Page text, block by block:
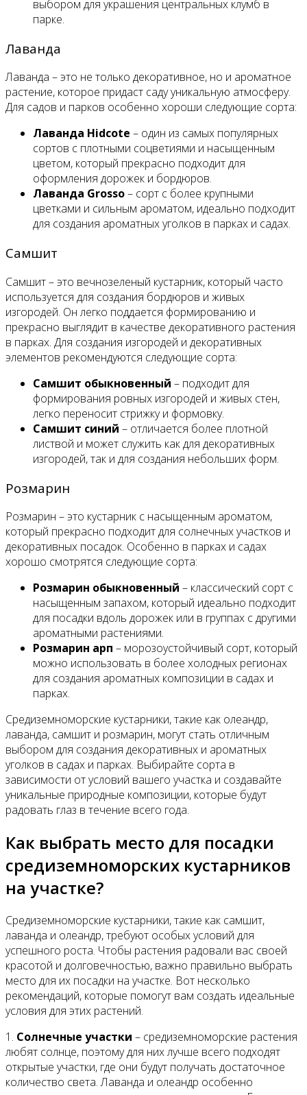
выбором для украшения центральных клумб в
парке.
Лаванда
Лаванда – это не только декоративное, но и ароматное
растение, которое придаст саду уникальную атмосферу.
Для садов и парков особенно хороши следующие сорта:
Лаванда Hidcote – один из самых популярных
сортов с плотными соцветиями и насыщенным
цветом, который прекрасно подходит для
оформления дорожек и бордюров.
Лаванда Grosso– сорт с более крупными
цветками и сильным ароматом, идеально подходит
для создания ароматных уголков в парках и садах.
Самшит
Самшит – это вечнозеленый кустарник, который часто
используется для создания бордюров и живых
изгородей. Он легко поддается формированию и
прекрасно выглядит в качестве декоративного растения
в парках. Для создания изгородей и декоративных
элементов рекомендуются следующие сорта:
Самшит обыкновенный – подходит для
формирования ровных изгородей и живых стен,
легко переносит стрижку и формовку.
Самшит синий – отличается более плотной
листвой и может служить как для декоративных
изгородей, так и для создания небольших форм.
Розмарин
Розмарин – это кустарник с насыщенным ароматом,
который прекрасно подходит для солнечных участков и
декоративных посадок. Особенно в парках и садах
хорошо смотрятся следующие сорта:
Розмарин обыкновенный – классический сорт с
насыщенным запахом, который идеально подходит
для посадки вдоль дорожек или в группах с другими
ароматными растениями.
Розмарин арп – морозоустойчивый сорт, который
можно использовать в более холодных регионах
для создания ароматных композиции в садах и
парках.
Средиземноморские кустарники, такие как олеандр,
лаванда, самшит и розмарин, могут стать отличным
выбором для создания декоративных и ароматных
уголков в садах и парках. Выбирайте сорта в
зависимости от условий вашего участка и создавайте
уникальные природные композиции, которые будут
радовать глаз в течение всего года.
Как выбрать место для посадки
средиземноморских кустарников
на участке?
Средиземноморские кустарники, такие как самшит,
лаванда и олеандр, требуют особых условий для
успешного роста. Чтобы растения радовали вас своей
красотой и долговечностью, важно правильно выбрать
место для их посадки на участке. Вот несколько
рекомендаций, которые помогут вам создать идеальные
условия для этих растений.
1. Солнечные участки – средиземноморские растения
любят солнце, поэтому для них лучше всего подходят
открытые участки, где они будут получать достаточное
количество света. Лаванда и олеандр особенно